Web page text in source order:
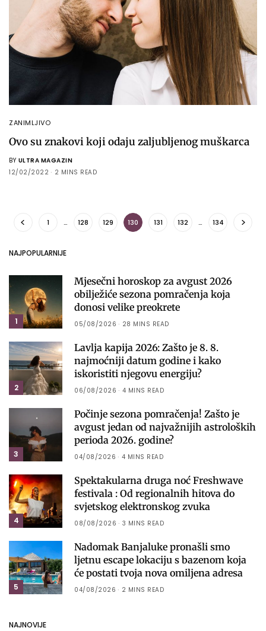
ZANIMLJIVO
Ovo su znakovi koji odaju zaljubljenog muškarca
BY ULTRA MAGAZIN
12/02/2022
2 MINS READ
1 … 128 129 130 131 132 … 134
NAJPOPULARNIJE
1
Mjesečni horoskop za avgust 2026
obilježiće sezona pomračenja koja
donosi velike preokrete
05/08/2026 28 MINS READ
2
Lavlja kapija 2026: Zašto je 8. 8.
najmoćniji datum godine i kako
iskoristiti njegovu energiju?
06/08/2026 4 MINS READ
3
Počinje sezona pomračenja! Zašto je
avgust jedan od najvažnijih astroloških
perioda 2026. godine?
04/08/2026 4 MINS READ
4
Spektakularna druga noć Freshwave
festivala : Od regionalnih hitova do
svjetskog elektronskog zvuka
08/08/2026 3 MINS READ
5
Nadomak Banjaluke pronašli smo
ljetnu escape lokaciju s bazenom koja
će postati tvoja nova omiljena adresa
04/08/2026 2 MINS READ
NAJNOVIJE